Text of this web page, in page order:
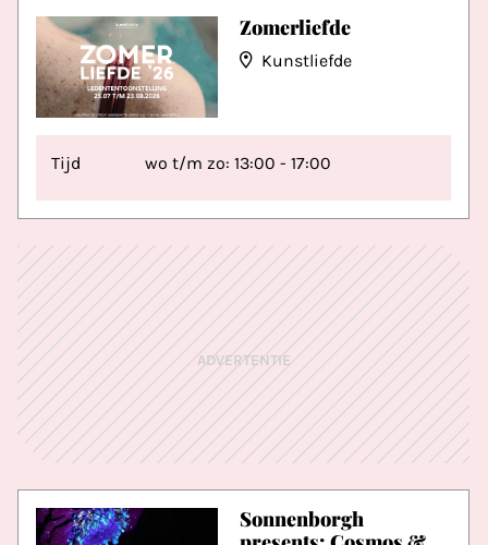
Zomerliefde
Kunstliefde
Tijd wo t/m zo: 13:00 - 17:00
ADVERTENTIE
Sonnenborgh